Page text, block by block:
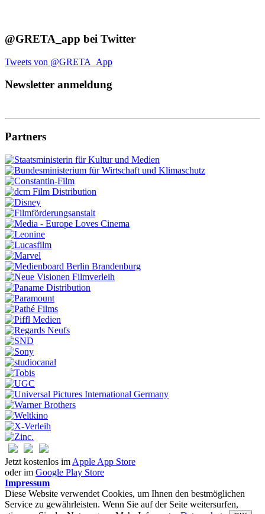
@GRETA_app bei Twitter
Tweets von @GRETA_App
Newsletter anmeldung
Partners
Jetzt kostenlos im Apple App Store
oder im Google Play Store
Impressum
Diese Website verwendet Cookies, um Ihnen den bestmöglichen
Service zu gewährleisten. Wenn Sie auf der Seite weitersurfen,